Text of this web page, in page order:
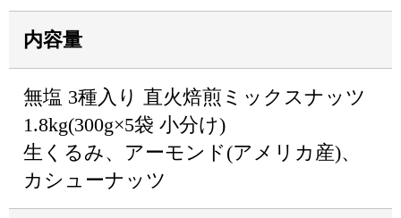
内容量
無塩 3種入り 直火焙煎ミックスナッツ
1.8kg(300g×5袋 小分け)
生くるみ、アーモンド(アメリカ産)、
カシューナッツ